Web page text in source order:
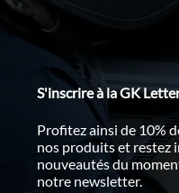
S'inscrire à la GK
Profitez ainsi de 10%
nos produits et restez
nouveautés du
notre newsletter.